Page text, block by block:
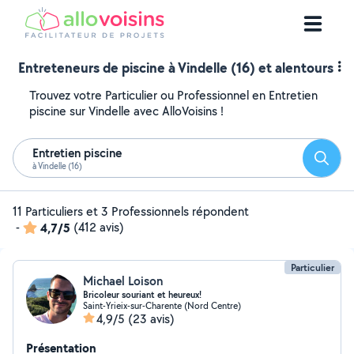
Entreteneurs de piscine à Vindelle (16) et alentours
Trouvez votre Particulier ou Professionnel en Entretien
piscine sur Vindelle avec AlloVoisins !
Entretien piscine
à Vindelle (16)
11 Particuliers et 3 Professionnels répondent
-
4,7/5 (412 avis)
Particulier
Michael Loison
Bricoleur souriant et heureux!
Saint-Yrieix-sur-Charente (Nord Centre)
4,9/5 (23 avis)
Présentation